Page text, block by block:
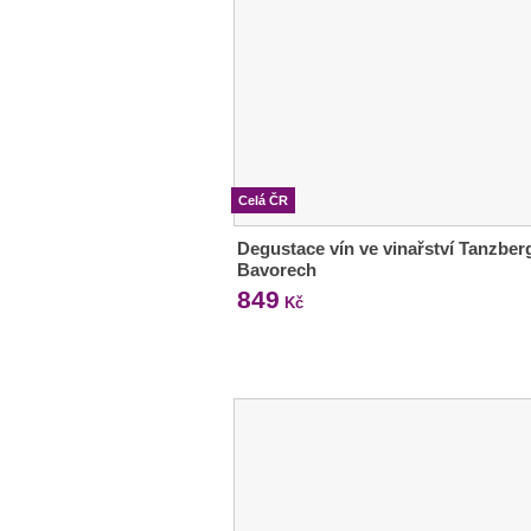
Celá ČR
Degustace vín ve vinařství
Bavorech
849 Kč